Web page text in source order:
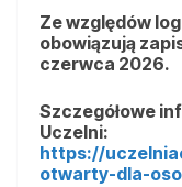
Ze względów
obowiązują
czerwca 2026.
Szczegółowe
Uczelni:
https://
otwarty-dla-